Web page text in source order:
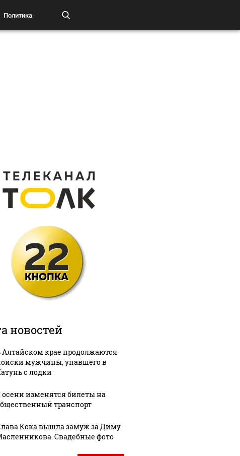
Политика
новостей
Алтайском крае продолжаются
мужчины, упавшего в
с лодки
осени изменятся билеты на
транспорт
Кока вышла замуж за Диму
Свадебные фото